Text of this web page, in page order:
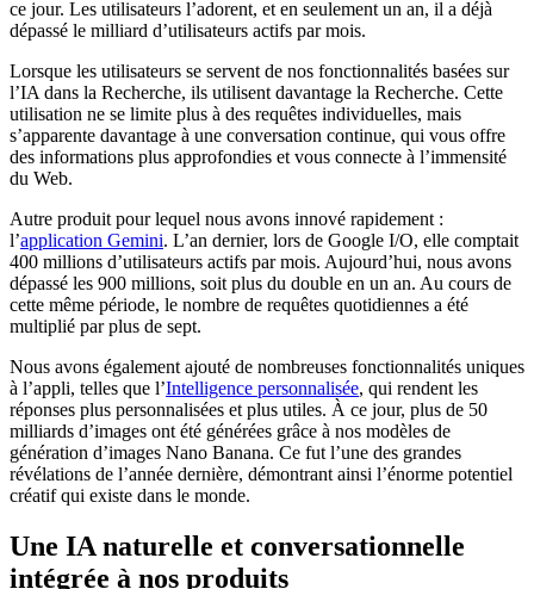
ce jour. Les utilisateurs l’adorent, et en seulement un an, il a déjà
dépassé le milliard d’utilisateurs actifs par mois.
Lorsque les utilisateurs se servent de nos fonctionnalités basées sur
l’IA dans la Recherche, ils utilisent davantage la Recherche. Cette
utilisation ne se limite plus à des requêtes individuelles, mais
s’apparente davantage à une conversation continue, qui vous offre
des informations plus approfondies et vous connecte à l’immensité
du Web.
Autre produit pour lequel nous avons innové rapidement :
l’application Gemini. L’an dernier, lors de Google I/O, elle comptait
400 millions d’utilisateurs actifs par mois. Aujourd’hui, nous avons
dépassé les 900 millions, soit plus du double en un an. Au cours de
cette même période, le nombre de requêtes quotidiennes a été
multiplié par plus de sept.
Nous avons également ajouté de nombreuses fonctionnalités uniques
à l’appli, telles que l’Intelligence personnalisée, qui rendent les
réponses plus personnalisées et plus utiles. À ce jour, plus de 50
milliards d’images ont été générées grâce à nos modèles de
génération d’images Nano Banana. Ce fut l’une des grandes
révélations de l’année dernière, démontrant ainsi l’énorme potentiel
créatif qui existe dans le monde.
Une IA naturelle et conversationnelle
intégrée à nos produits